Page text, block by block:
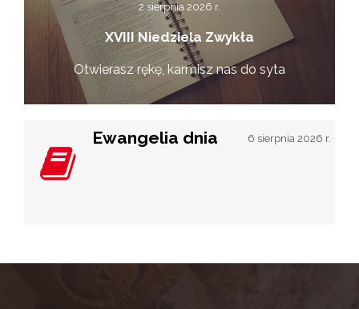
2 sierpnia 2026 r.
XVIII Niedziela Zwykła
Otwierasz rękę, karmisz nas do syta
Ewangelia dnia 6 sierpnia 2026 r.